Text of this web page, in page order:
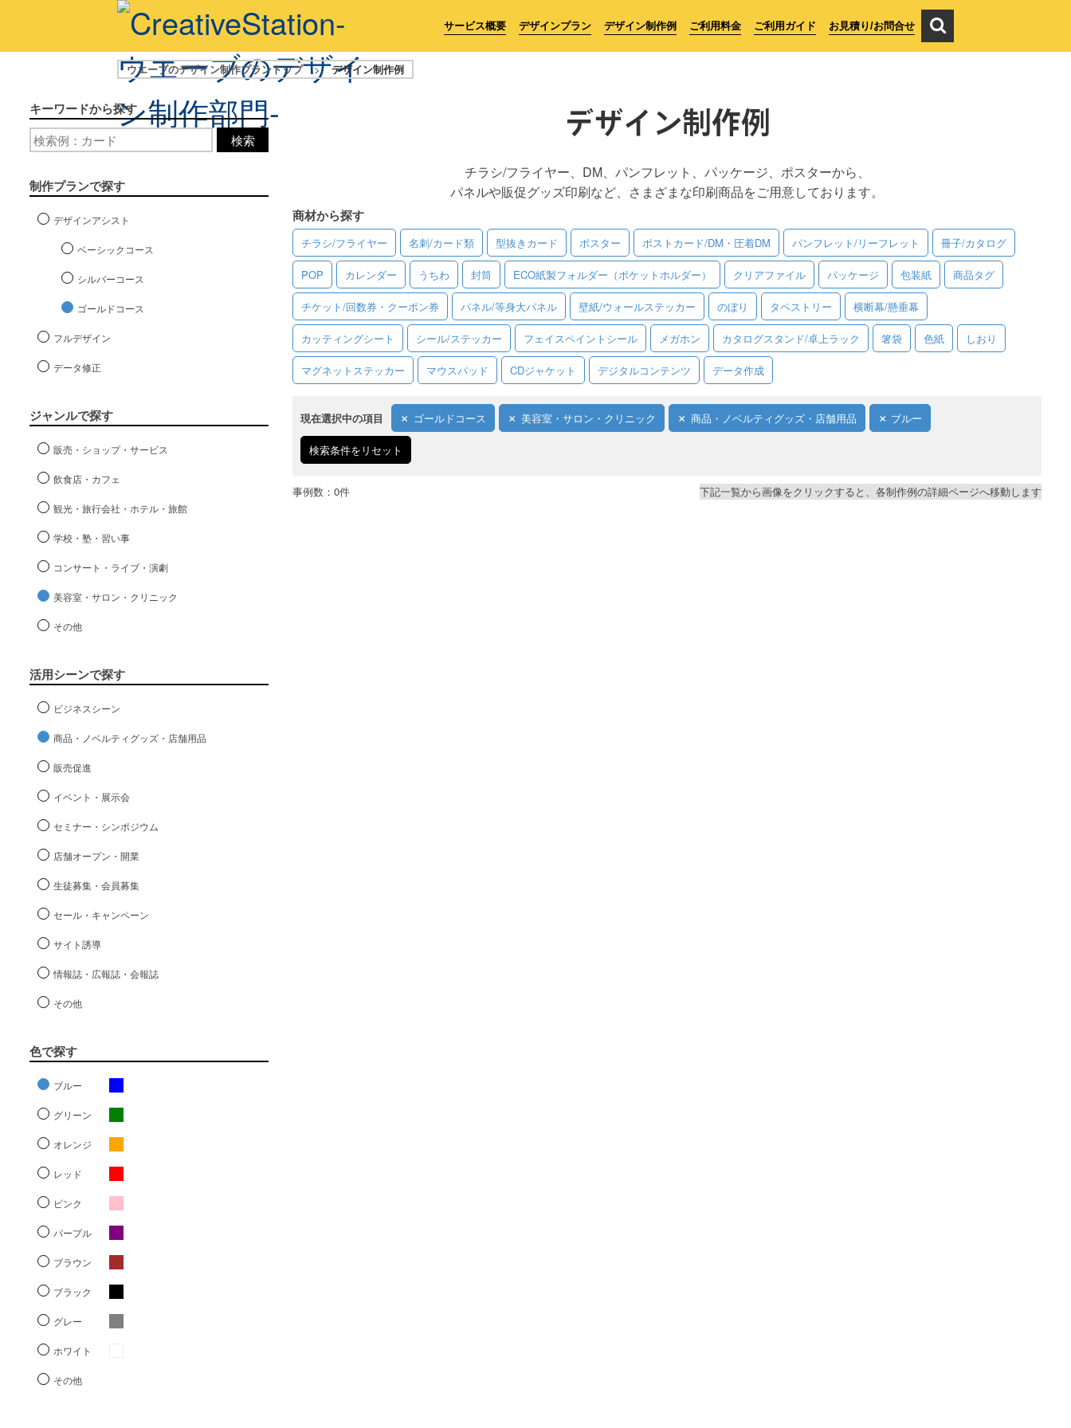
サービス概要 デザインプラン デザイン制作例 ご利用料金 ご利用ガイド お見積り/お問合せ
ウエーブのデザイン制作プラントップ > デザイン制作例
デザイン制作例
チラシ/フライヤー、DM、パンフレット、パッケージ、ポスターから、
パネルや販促グッズ印刷など、さまざまな印刷商品をご用意しております。
商材から探す
チラシ/フライヤー 名刺/カード類 型抜きカード ポスター ポストカード/DM・圧着DM パンフレット/リーフレット 冊子/カタログ
POP カレンダー うちわ 封筒 ECO紙製フォルダー（ポケットホルダー） クリアファイル パッケージ 包装紙 商品タグ
チケット/回数券・クーポン券 パネル/等身大パネル 壁紙/ウォールステッカー のぼり タペストリー 横断幕/懸垂幕
カッティングシート シール/ステッカー フェイスペイントシール メガホン カタログスタンド/卓上ラック 箸袋 色紙 しおり
マグネットステッカー マウスパッド CDジャケット デジタルコンテンツ データ作成
現在選択中の項目 ゴールドコース 美容室・サロン・クリニック 商品・ノベルティグッズ・店舗用品 ブルー
検索条件をリセット
キーワードから探す
検索
制作プランで探す
デザインアシスト
ベーシックコース
シルバーコース
ゴールドコース
フルデザイン
データ修正
ジャンルで探す
販売・ショップ・サービス
飲食店・カフェ
観光・旅行会社・ホテル・旅館
学校・塾・習い事
コンサート・ライブ・演劇
美容室・サロン・クリニック
その他
活用シーンで探す
ビジネスシーン
商品・ノベルティグッズ・店舗用品
販売促進
イベント・展示会
セミナー・シンポジウム
店舗オープン・開業
生徒募集・会員募集
セール・キャンペーン
サイト誘導
情報誌・広報誌・会報誌
その他
色で探す
ブルー
グリーン
オレンジ
レッド
ピンク
パープル
ブラウン
ブラック
グレー
ホワイト
その他
事例数：0件 下記一覧から画像をクリックすると、各制作例の詳細ページへ移動します